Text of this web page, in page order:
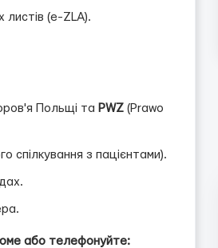
листів (e-ZLA).
Польщі та PWZ (Prawo
спілкування з пацієнтами).
або телефонуйте: